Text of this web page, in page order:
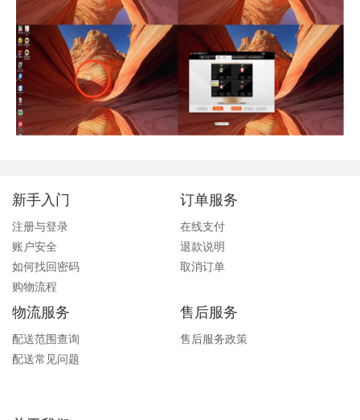
新手入门
注册与登录
账户安全
如何找回密码
购物流程
订单服务
在线支付
退款说明
取消订单
物流服务
配送范围查询
配送常见问题
售后服务
售后服务政策